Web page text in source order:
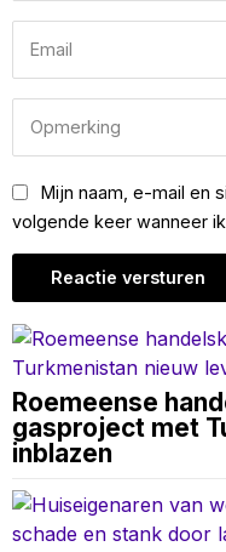
Mijn naam, e-mail en
volgende keer wanneer
Roemeense
gasproject met
inblazen